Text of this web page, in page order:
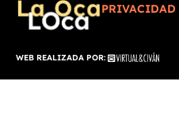
PRIVACIDAD
WEB REALIZADA POR: